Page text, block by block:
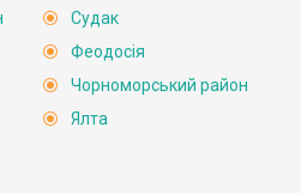
Судак
Феодосія
Чорноморський район
Ялта